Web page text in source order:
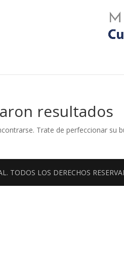
resultados
Trate de perfeccionar su
TODOS LOS DERECHOS